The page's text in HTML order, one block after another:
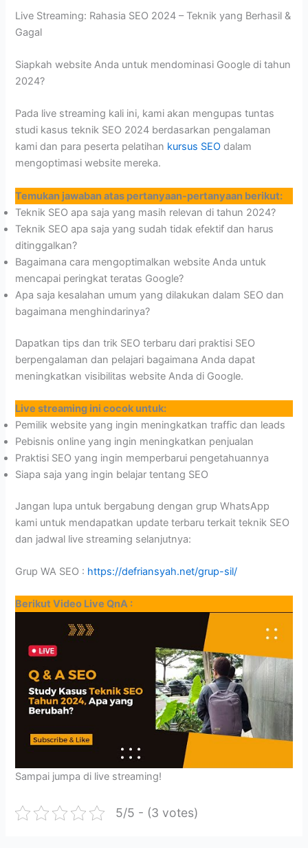
Live Streaming: Rahasia SEO 2024 – Teknik yang Berhasil &
Gagal
Siapkah website Anda untuk mendominasi Google di tahun
2024?
Pada live streaming kali ini, kami akan mengupas tuntas
studi kasus teknik SEO 2024 berdasarkan pengalaman
kami dan para peserta pelatihan kursus SEO dalam
mengoptimasi website mereka.
Temukan jawaban atas pertanyaan-pertanyaan berikut:
Teknik SEO apa saja yang masih relevan di tahun 2024?
Teknik SEO apa saja yang sudah tidak efektif dan harus
ditinggalkan?
Bagaimana cara mengoptimalkan website Anda untuk
mencapai peringkat teratas Google?
Apa saja kesalahan umum yang dilakukan dalam SEO dan
bagaimana menghindarinya?
Dapatkan tips dan trik SEO terbaru dari praktisi SEO
berpengalaman dan pelajari bagaimana Anda dapat
meningkatkan visibilitas website Anda di Google.
Live streaming ini cocok untuk:
Pemilik website yang ingin meningkatkan traffic dan leads
Pebisnis online yang ingin meningkatkan penjualan
Praktisi SEO yang ingin memperbarui pengetahuannya
Siapa saja yang ingin belajar tentang SEO
Jangan lupa untuk bergabung dengan grup WhatsApp
kami untuk mendapatkan update terbaru terkait teknik SEO
dan jadwal live streaming selanjutnya:
Grup WA SEO : https://defriansyah.net/grup-sil/
Berikut Video Live QnA :
Sampai jumpa di live streaming!
5/5 - (3 votes)